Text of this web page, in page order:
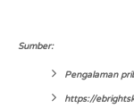
Sumber:
Pengalaman
https://